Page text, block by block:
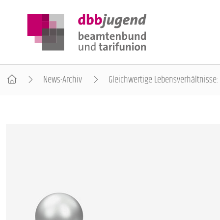
INTERNATIONALES
News-Archiv Gleichwertige